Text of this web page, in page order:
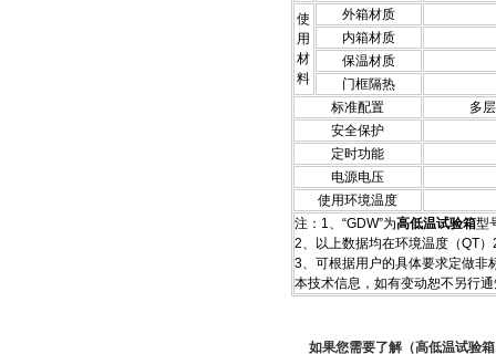
使
用
材
料
外箱材质
内箱材质
保温材质
门框隔热
标准配置
多
安全保护
定时功能
电源电压
使用环境温度
注：1、“GDW”为高低温试验箱型
2、以上数据均在环境温度（QT
3、可根据用户的具体要求定做非
本技术信息，如有变动恕不另行通
如果您需要了解（高低温试验